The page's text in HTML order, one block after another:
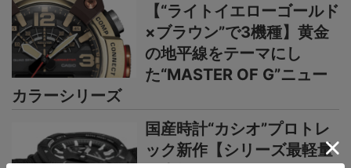
【“ライトイエローゴールド
×ブラウン”で3機種】黄金
の地平線をテーマにし
た“MASTER OF G”ニュー
カラーシリーズ
国産時計“カシオ”プロトレ
ック新作【シリーズ最軽量